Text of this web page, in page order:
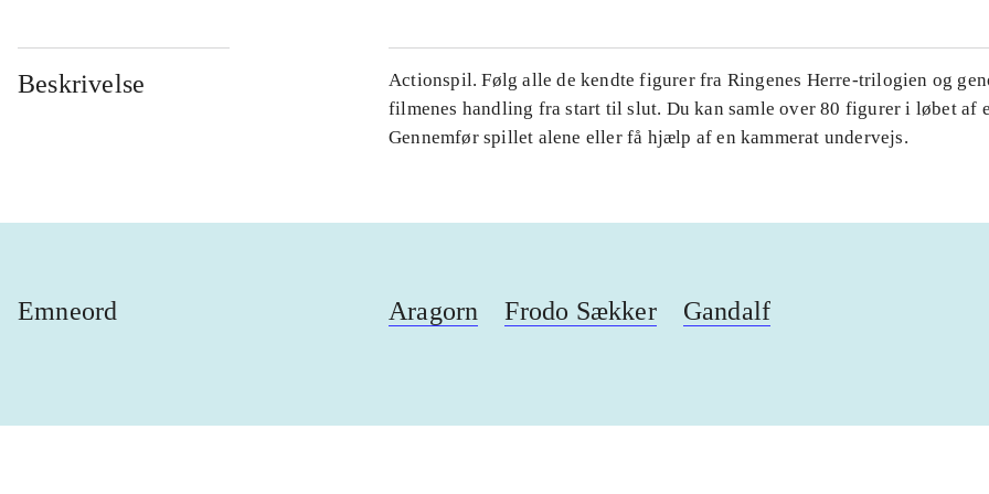
Beskrivelse
Actionspil. Følg alle de kendte figurer fra Ringenes Herre-trilogien og
filmenes handling fra start til slut. Du kan samle over 80 figurer i løbet af
Gennemfør spillet alene eller få hjælp af en kammerat undervejs.
Emneord Aragorn Frodo Sækker Gandalf